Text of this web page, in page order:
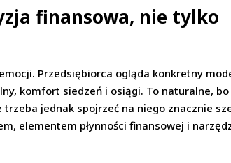
finansowa, nie tylko
Przedsiębiorca ogląda konkretny
komfort siedzeń i osiągi. To naturalne,
jednak spojrzeć na niego znacznie
elementem płynności finansowej i